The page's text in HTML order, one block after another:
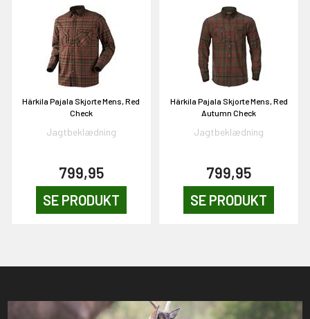
Härkila Pajala Skjorte Mens, Red
Check
Jagtbeklædning
799,95
SE PRODUKT
Härkila Pajala Skjorte Mens, Red
Autumn Check
Jagtbeklædning
799,95
SE PRODUKT